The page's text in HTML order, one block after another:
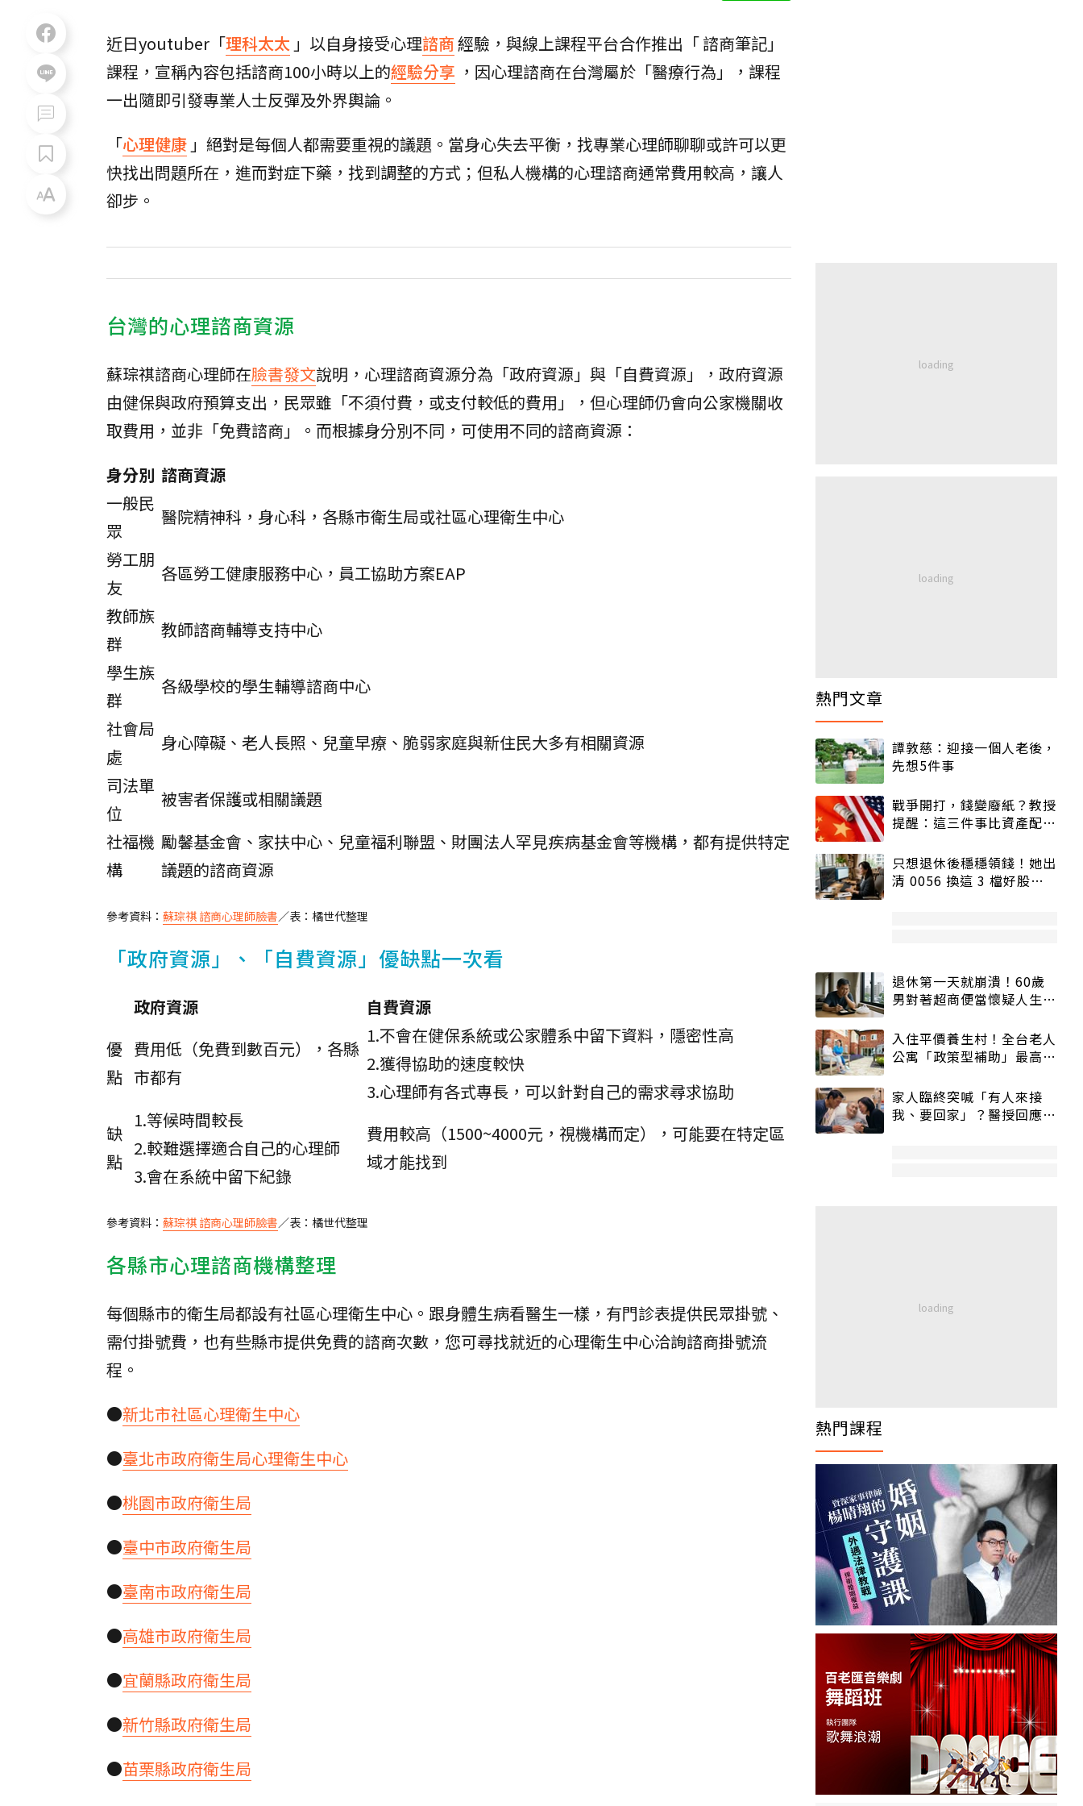
近日youtuber「理科太太 」以自身接受心理諮商經驗，與線上課程平台合作推出「 諮商筆記」
課程，宣稱內容包括諮商100小時以上的經驗分享 ，因心理諮商在台灣屬於「醫療行為」，課程
一出隨即引發專業人士反彈及外界輿論。
「心理健康 」絕對是每個人都需要重視的議題。當身心失去平衡，找專業心理師聊聊或許可以更
快找出問題所在，進而對症下藥，找到調整的方式；但私人機構的心理諮商通常費用較高，讓人
卻步。
台灣的心理諮商資源
蘇琮祺諮商心理師在臉書發文說明，心理諮商資源分為「政府資源」與「自費資源」，政府資源
由健保與政府預算支出，民眾雖「不須付費，或支付較低的費用」，但心理師仍會向公家機關收
取費用，並非「免費諮商」。而根據身分別不同，可使用不同的諮商資源：
身分別 諮商資源
一般民
眾
醫院精神科，身心科，各縣市衛生局或社區心理衛生中心
勞工朋
友
各區勞工健康服務中心，員工協助方案EAP
教師族
群
教師諮商輔導支持中心
學生族
群
各級學校的學生輔導諮商中心
社會局
處
身心障礙、老人長照、兒童早療、脆弱家庭與新住民大多有相關資源
司法單
位
被害者保護或相關議題
社福機
構
勵馨基金會、家扶中心、兒童福利聯盟、財團法人罕見疾病基金會等機構，都有提供特定
議題的諮商資源
參考資料： 蘇琮祺 諮商心理師臉書／表：橘世代整理
「政府資源」、「自費資源」優缺點一次看
政府資源
自費資源
優
點
費用低（免費到數百元），各縣
市都有
1.不會在健保系統或公家體系中留下資料，隱密性高
2.獲得協助的速度較快
3.心理師有各式專長，可以針對自己的需求尋求協助
缺
點
1.等候時間較長
2.較難選擇適合自己的心理師
3.會在系統中留下紀錄
費用較高（1500~4000元，視機構而定），可能要在特定區
域才能找到
參考資料： 蘇琮祺 諮商心理師臉書／表：橘世代整理
各縣市心理諮商機構整理
每個縣市的衛生局都設有社區心理衛生中心。跟身體生病看醫生一樣，有門診表提供民眾掛號、
需付掛號費，也有些縣市提供免費的諮商次數，您可尋找就近的心理衛生中心洽詢諮商掛號流
程。
●新北市社區心理衛生中心
●臺北市政府衛生局心理衛生中心
●桃園市政府衛生局
●臺中市政府衛生局
●臺南市政府衛生局
●高雄市政府衛生局
●宜蘭縣政府衛生局
●新竹縣政府衛生局
●苗栗縣政府衛生局
熱門文章
譚敦慈：迎接一個人老後，
先想5件事
戰爭開打，錢變廢紙？教授
提醒：這三件事比資產配置
只想退休後穩穩領錢！她出
清 0056 換這 3 檔好股：
退休第一天就崩潰！60歲
男對著超商便當懷疑人生
入住平價養生村！全台老人
公寓「政策型補助」最高打
家人臨終突喊「有人來接
我、要回家」？醫授回應方
熱門課程